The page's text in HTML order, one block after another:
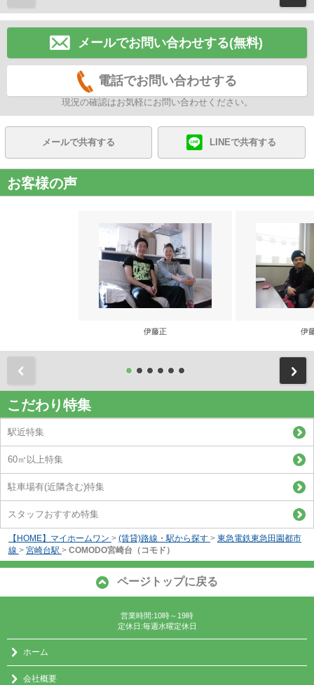
メールでお問い合わせする(無料)
電話でお問い合わせする
現況の確認はお気軽にお問い合わせください。
メールで共有する LINEで共有する
お客様の声
伊藤正 伊
こだわり特集
駅近特集
60㎡以上特集
駐車場有(近隣含む)特集
スタッフおすすめ特集
【HOME】マイホームワン > (賃貸)路線・駅から探す > 東急電鉄東急田園都市
線 > 宮崎台駅 > COMODO宮崎台（コモド）
ページトップに戻る
営業時間:10時～19時
定休日:毎週水曜定休日
ホーム
会社概要